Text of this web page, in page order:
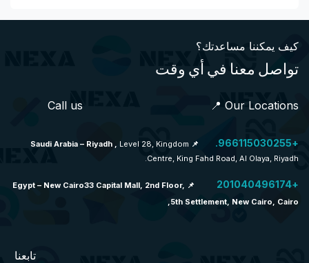
كيف يمكننا مساعدتك؟
تواصل معنا في أي وقت
+966115030255.
📌 Saudi Arabia – Riyadh ,
Level 28, Kingdom
Centre, King Fahd Road, Al Olaya, Riyadh.
+201040496174
📌 Egypt – New Cairo33 Capital Mall, 2nd Floor,
5th Settlement, New Cairo, Cairo,
تابعنا